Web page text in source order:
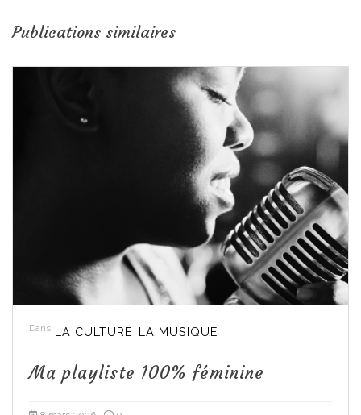
Publications similaires
Dans LA CULTURE LA MUSIQUE
Ma playliste 100% féminine